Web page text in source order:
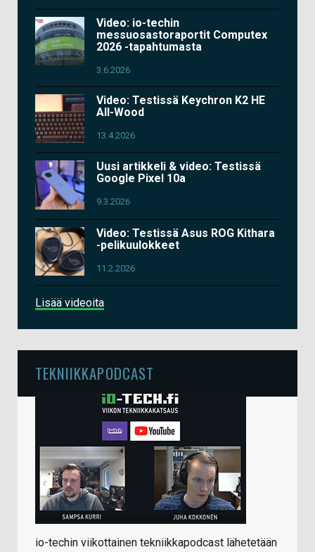
Video: io-techin
messuosastoraportit Computex
2026 -tapahtumasta
3.6.2026
Video: Testissä Keychron K2 HE
All-Wood
13.4.2026
Uusi artikkeli & video: Testissä
Google Pixel 10a
9.3.2026
Video: Testissä Asus ROG Kithara
-pelikuulokkeet
11.2.2026
Lisää videoita
TEKNIIKKAPODCAST
io-techin viikottainen tekniikkapodcast lähetetään